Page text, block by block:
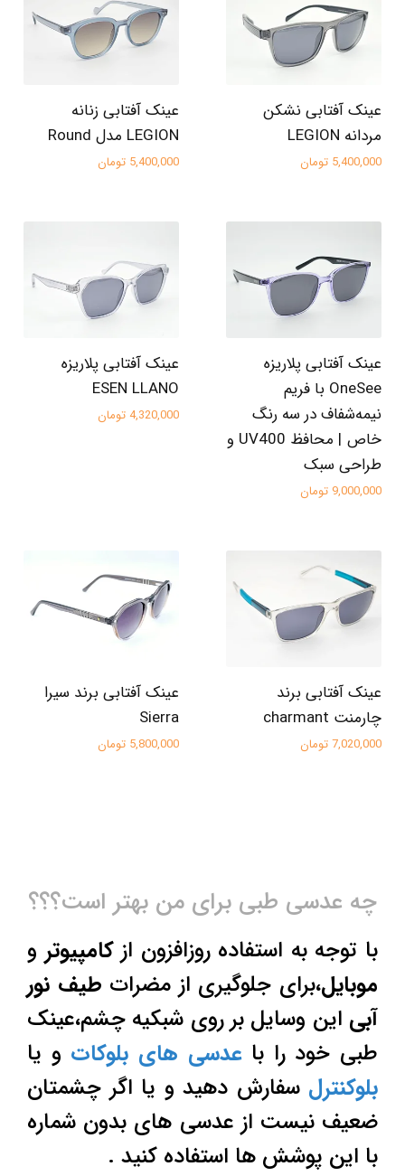
عینک آفتابی نشکن
مردانه LEGION
5,400,000 تومان
عینک آفتابی زنانه
LEGION مدل Round
5,400,000 تومان
عینک آفتابی پلاریزه
OneSee با فریم
نیمه‌شفاف در سه رنگ
خاص | محافظ UV400 و
طراحی سبک
9,000,000 تومان
عینک آفتابی پلاریزه
ESEN LLANO
4,320,000 تومان
عینک آفتابی برند
چارمنت charmant
7,020,000 تومان
عینک آفتابی برند سیرا
Sierra
5,800,000 تومان
چه عدسی طبی برای من بهتر است؟؟؟
با توجه به استفاده روزافزون ازکامپیوتر و
موبایل،برای جلوگیری از مضرات طیف نور
آبی این وسایل بر روی شبکیه چشم،عینک
طبی خود را باعدسی های بلوکات و یا
بلوکنترل سفارش دهید و یا اگر چشمتان
ضعیف نیست از عدسی های بدون شماره
با این پوشش ها استفاده کنید .